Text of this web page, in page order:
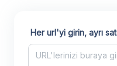
Her url'yi girin, ayrı